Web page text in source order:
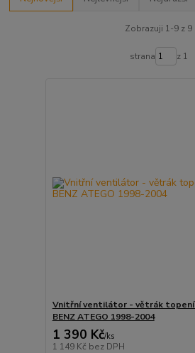
Zobrazuji 1-9 z 9
strana z 1
Vnitřní ventilátor - větrák topení
BENZ ATEGO 1998-2004
1 390 Kč/ks
1 149 Kč bez DPH